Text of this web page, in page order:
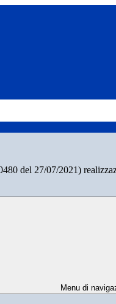
del 27/07/2021)
Menu di